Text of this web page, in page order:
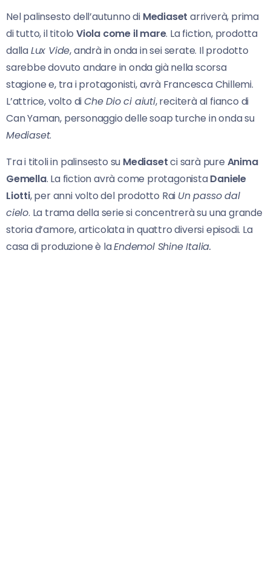
Nel palinsesto dell’autunno di Mediaset arriverà, prima
di tutto, il titoloViola come ilmare. La fiction, prodotta
dallaLux Vide, andrà in onda in sei serate. Il prodotto
sarebbe dovuto andare in onda già nella scorsa
stagione e, tra i protagonisti, avrà Francesca Chillemi.
L’attrice, volto diChe Dio ci aiuti, reciterà al fianco di
Can Yaman, personaggio delle soap turche in onda su
Mediaset.
Tra i titoli in palinsesto su Mediasetci sarà pure Anima
Gemella. La fiction avrà come protagonistaDaniele
Liotti, per anni volto del prodotto Rai Un passo dal
cielo. La trama della serie si concentrerà su una grande
storia d’amore, articolata in quattro diversi episodi. La
casa di produzione è laEndemol Shine Italia.